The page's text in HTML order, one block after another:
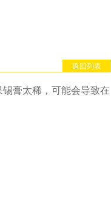
返回列表
膏太稀，可能会导致在